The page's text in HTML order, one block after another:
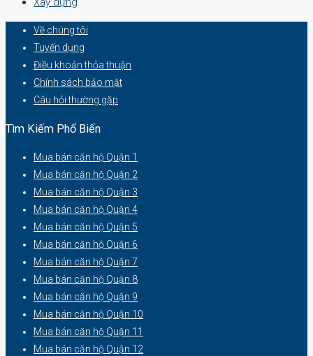
Về chúng tôi
Tuyển dụng
Điều khoản thỏa thuận
Chính sách bảo mật
Câu hỏi thường gặp
Tìm Kiếm Phổ Biến
Mua bán căn hộ Quận 1
Mua bán căn hộ Quận 2
Mua bán căn hộ Quận 3
Mua bán căn hộ Quận 4
Mua bán căn hộ Quận 5
Mua bán căn hộ Quận 6
Mua bán căn hộ Quận 7
Mua bán căn hộ Quận 8
Mua bán căn hộ Quận 9
Mua bán căn hộ Quận 10
Mua bán căn hộ Quận 11
Mua bán căn hộ Quận 12